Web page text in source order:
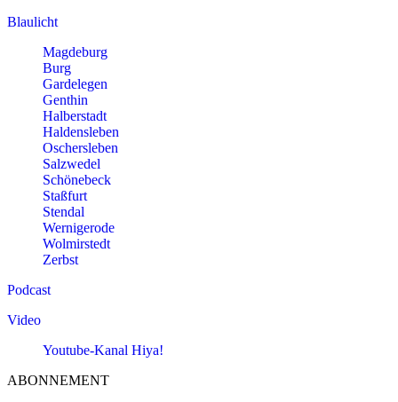
Blaulicht
Magdeburg
Burg
Gardelegen
Genthin
Halberstadt
Haldensleben
Oschersleben
Salzwedel
Schönebeck
Staßfurt
Stendal
Wernigerode
Wolmirstedt
Zerbst
Podcast
Video
Youtube-Kanal Hiya!
ABONNEMENT